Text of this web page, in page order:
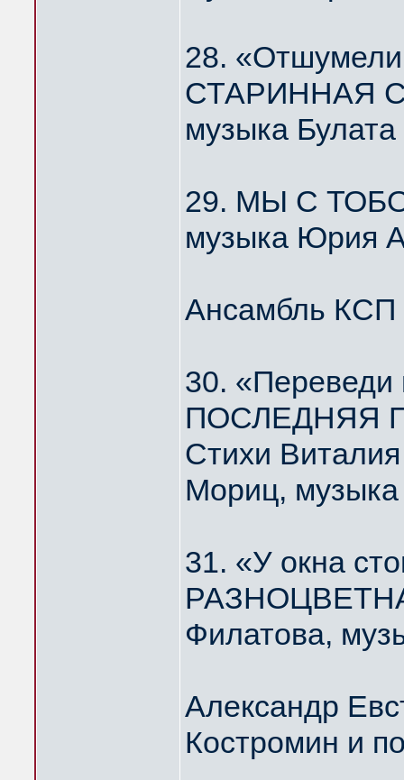
28.
СТАРИННАЯ
музыка
29. МЫ С
музыка Юрия
Ансамбль
30.
ПОСЛЕДНЯЯ
Стихи
Мориц,
31. «У окна
Филатова,
Александр
Костромин и